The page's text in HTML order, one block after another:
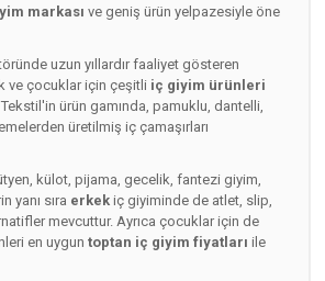
markası ve geniş ürün yelpazesiyle öne
uzun yıllardır faaliyet gösteren
ve çocuklar için çeşitli iç giyim ürünleri
ürün gamında, pamuklu, dantelli,
üretilmiş iç çamaşırları
külot, pijama, gecelik, fantezi giyim,
yanı sıra erkek iç giyiminde de atlet, slip,
mevcuttur. Ayrıca çocuklar için de
en uygun toptan iç giyim fiyatları ile